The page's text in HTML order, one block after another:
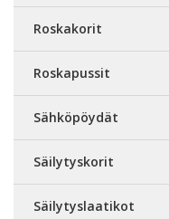
Roskakorit
Roskapussit
Sähköpöydät
Säilytyskorit
Säilytyslaatikot